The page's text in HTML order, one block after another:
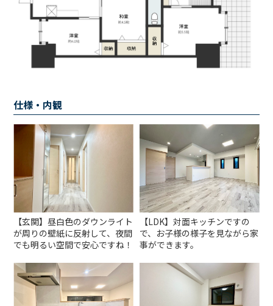
仕様・内観
【玄関】昼白色のダウンライト
が周りの壁紙に反射して、夜間
でも明るい空間で安心ですね！
【LDK】対面キッチンですの
で、お子様の様子を見ながら家
事ができます。